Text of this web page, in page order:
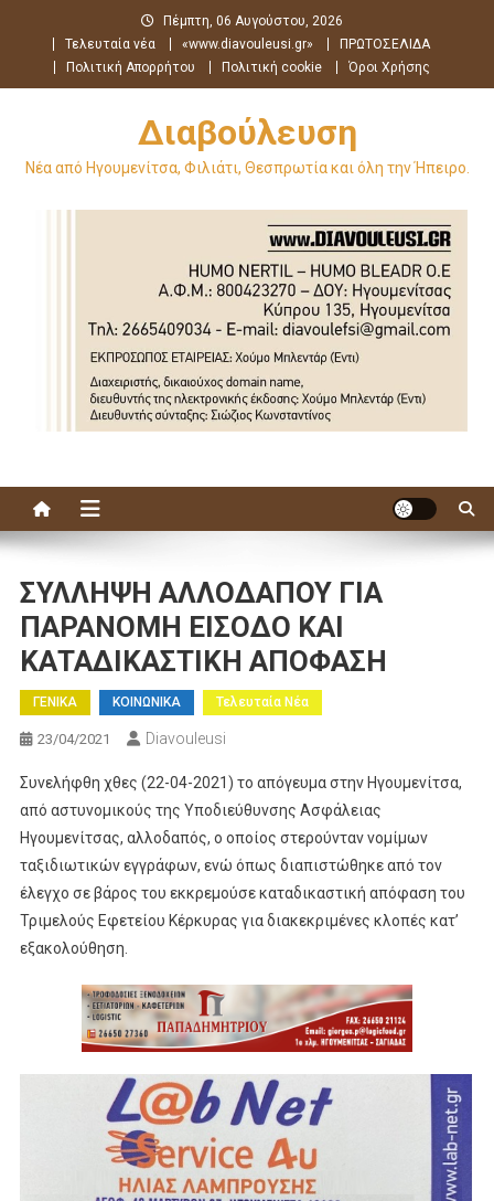
περιεχόμενο
Πέμπτη, 06 Αυγούστου, 2026
Τελευταία νέα
«www.diavouleusi.gr»
ΠΡΩΤΟΣΕΛΙΔΑ
Πολιτική Απορρήτου
Πολιτική cookie Όροι Χρήσης
Διαβούλευση
Νέα από Ηγουμενίτσα, Φιλιάτι, Θεσπρωτία και όλη την Ήπειρο.
ΣΥΛΛΗΨΗ ΑΛΛΟΔΑΠΟΥ ΓΙΑ
ΠΑΡΑΝΟΜΗ ΕΙΣΟΔΟ ΚΑΙ
ΚΑΤΑΔΙΚΑΣΤΙΚΗ ΑΠΟΦΑΣΗ
ΓΕΝΙΚΑ ΚΟΙΝΩΝΙΚΑ Τελευταία Νέα
23/04/2021 Diavouleusi
Συνελήφθη χθες (22-04-2021) το απόγευμα στην Ηγουμενίτσα,
από αστυνομικούς της Υποδιεύθυνσης Ασφάλειας
Ηγουμενίτσας, αλλοδαπός, ο οποίος στερούνταν νομίμων
ταξιδιωτικών εγγράφων, ενώ όπως διαπιστώθηκε από τον
έλεγχο σε βάρος του εκκρεμούσε καταδικαστική απόφαση του
Τριμελούς Εφετείου Κέρκυρας για διακεκριμένες κλοπές κατ’
εξακολούθηση.